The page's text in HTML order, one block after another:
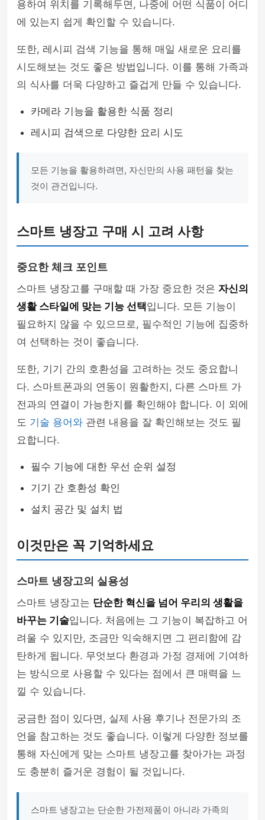
용하여 위치를 기록해두면, 나중에 어떤 식품이 어디
에 있는지 쉽게 확인할 수 있습니다.
또한, 레시피 검색 기능을 통해 매일 새로운 요리를
시도해보는 것도 좋은 방법입니다. 이를 통해 가족과
의 식사를 더욱 다양하고 즐겁게 만들 수 있습니다.
카메라 기능을 활용한 식품 정리
레시피 검색으로 다양한 요리 시도
모든 기능을 활용하려면, 자신만의 사용 패턴을 찾는
것이 관건입니다.
스마트 냉장고 구매 시 고려 사항
중요한 체크 포인트
스마트 냉장고를 구매할 때 가장 중요한 것은 자신의
생활 스타일에 맞는 기능 선택입니다. 모든 기능이
필요하지 않을 수 있으므로, 필수적인 기능에 집중하
여 선택하는 것이 좋습니다.
또한, 기기 간의 호환성을 고려하는 것도 중요합니
다. 스마트폰과의 연동이 원활한지, 다른 스마트 가
전과의 연결이 가능한지를 확인해야 합니다. 이 외에
도 기술 용어와 관련 내용을 잘 확인해보는 것도 필
요합니다.
필수 기능에 대한 우선 순위 설정
기기 간 호환성 확인
설치 공간 및 설치 법
이것만은 꼭 기억하세요
스마트 냉장고의 실용성
스마트 냉장고는 단순한 혁신을 넘어 우리의 생활을
바꾸는 기술입니다. 처음에는 그 기능이 복잡하고 어
려울 수 있지만, 조금만 익숙해지면 그 편리함에 감
탄하게 됩니다. 무엇보다 환경과 가정 경제에 기여하
는 방식으로 사용할 수 있다는 점에서 큰 매력을 느
낄 수 있습니다.
궁금한 점이 있다면, 실제 사용 후기나 전문가의 조
언을 참고하는 것도 좋습니다. 이렇게 다양한 정보를
통해 자신에게 맞는 스마트 냉장고를 찾아가는 과정
도 충분히 즐거운 경험이 될 것입니다.
스마트 냉장고는 단순한 가전제품이 아니라 가족의